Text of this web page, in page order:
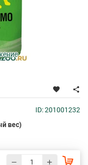
ID: 201001232
вес)